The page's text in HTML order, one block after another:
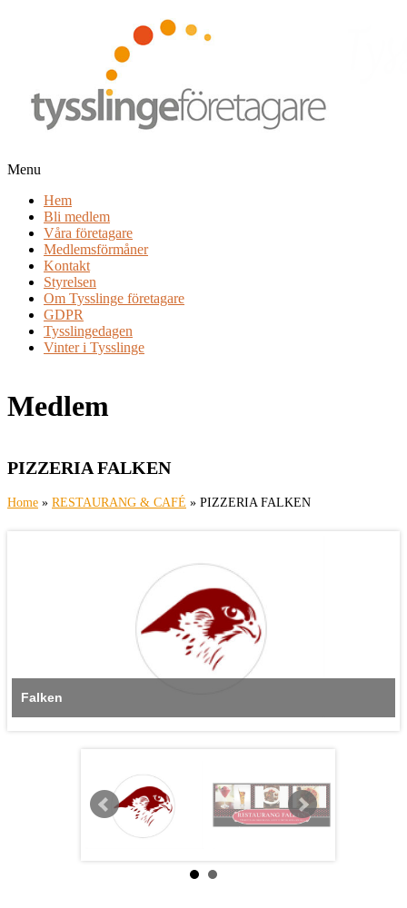
Tysslinge företagare
Menu
Hem
Bli medlem
Våra företagare
Medlemsförmåner
Kontakt
Styrelsen
Om Tysslinge företagare
GDPR
Tysslingedagen
Vinter i Tysslinge
Medlem
PIZZERIA FALKEN
Home » RESTAURANG & CAFÉ » PIZZERIA FALKEN
Falken